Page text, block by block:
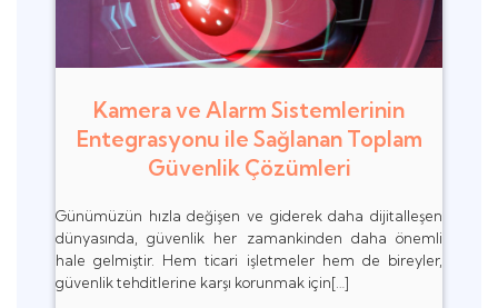
Kamera ve Alarm Sistemlerinin
Entegrasyonu ile Sağlanan Toplam
Güvenlik Çözümleri
Günümüzün hızla değişen ve giderek daha dijitalleşen
dünyasında, güvenlik her zamankinden daha önemli
hale gelmiştir. Hem ticari işletmeler hem de bireyler,
güvenlik tehditlerine karşı korunmak için[…]